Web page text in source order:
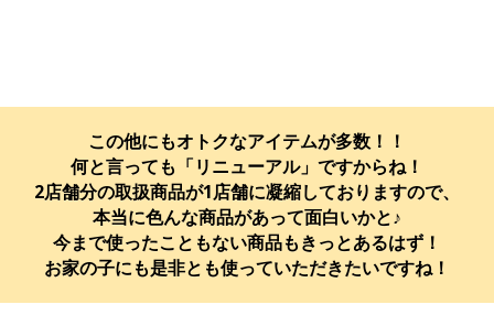
この他にもオトクなアイテムが多数！！
何と言っても「リニューアル」ですからね！
2店舗分の取扱商品が1店舗に凝縮しておりますので、
本当に色んな商品があって面白いかと♪
今まで使ったこともない商品もきっとあるはず！
お家の子にも是非とも使っていただきたいですね！